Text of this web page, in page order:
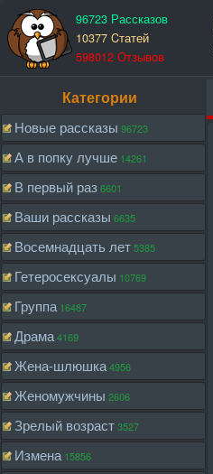
96723 Рассказов
10377 Cтатей
598012 Отзывов
Категории
Новые рассказы 96723
А в попку лучше 14261
В первый раз6601
Ваши рассказы 6635
Восемнадцать лет5385
Гетеросексуалы 10769
Группа 16487
Драма4169
Жена-шлюшка4956
Женомужчины 2606
Зрелый возраст3527
Измена 15856